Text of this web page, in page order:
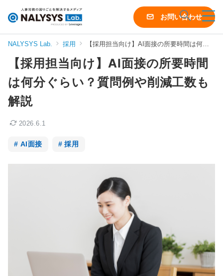
シ
ス
ラ
お問い合わせ
NALYSYS Lab. 採用 【採用担当向け】AI面接の所要時間は何分ぐらい？質問例や削減工数も解説
【採用担当向け】AI面接の所要時間
は何分ぐらい？質問例や削減工数も
解説
2026.6.1
AI面接 採用